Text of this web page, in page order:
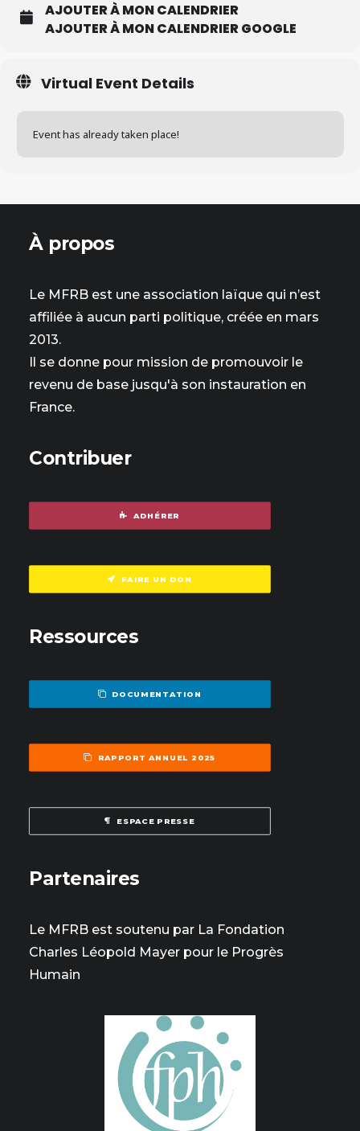
AJOUTER À MON CALENDRIER
AJOUTER À MON CALENDRIER GOOGLE
Virtual Event Details
Event has already taken place!
À propos
Le MFRB est une association laïque qui n’est
affiliée à aucun parti politique, créée en mars
2013.
Il se donne pour mission de promouvoir le
revenu de base jusqu'à son instauration en
France.
Contribuer
ADHÉRER
FAIRE UN DON
Ressources
DOCUMENTATION
RAPPORT ANNUEL 2025
ESPACE PRESSE
Partenaires
Le MFRB est soutenu par La Fondation
Charles Léopold Mayer pour le Progrès
Humain